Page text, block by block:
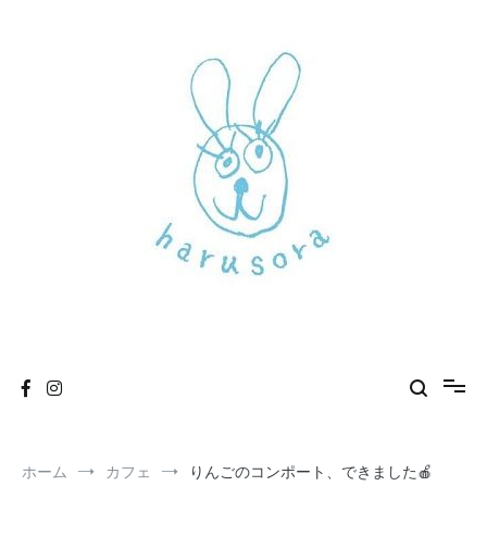
ホーム カフェ りんごのコンポート、できました🍎